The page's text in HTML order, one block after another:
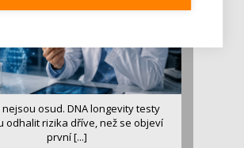
osud. DNA longevity testy
odhalit rizika dříve, než se objeví
první [...]